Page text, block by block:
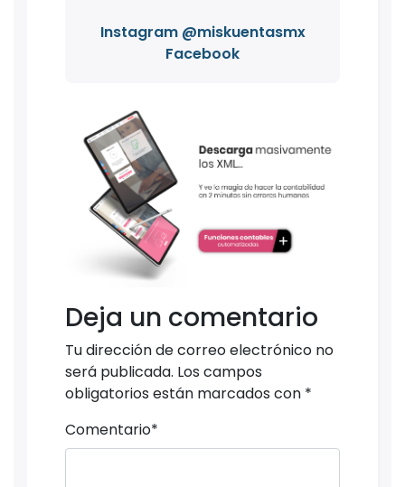
Instagram @miskuentasmx
Facebook
Deja un comentario
Tu dirección de correo electrónico no
será publicada. Los campos
obligatorios están marcados con *
Comentario*